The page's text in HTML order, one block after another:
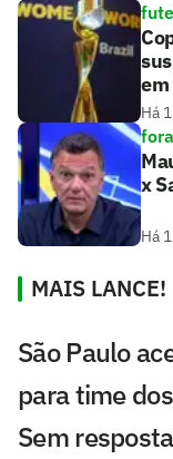
Há
x
Há
MAIS LANCE!
São Paulo
para time
Sem